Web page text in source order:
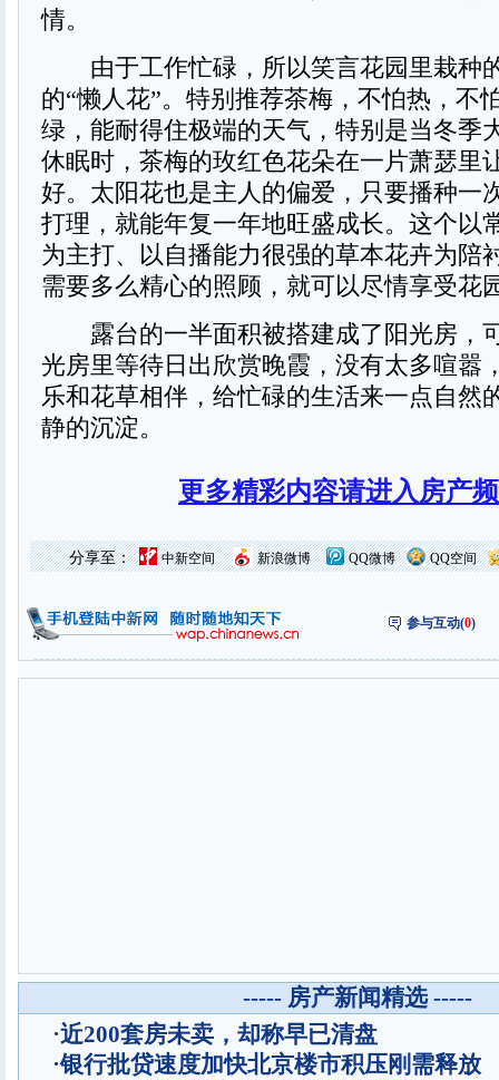
情。
由于工作忙碌，所以笑言花园里栽种
的“懒人花”。特别推荐茶梅，不怕热，不
绿，能耐得住极端的天气，特别是当冬季
休眠时，茶梅的玫红色花朵在一片萧瑟里
好。太阳花也是主人的偏爱，只要播种一
打理，就能年复一年地旺盛成长。这个以
为主打、以自播能力很强的草本花卉为陪
需要多么精心的照顾，就可以尽情享受花
露台的一半面积被搭建成了阳光房，
光房里等待日出欣赏晚霞，没有太多喧嚣
乐和花草相伴，给忙碌的生活来一点自然
静的沉淀。
更多精彩内容请进入房产
QQ空间
QQ微博
新浪微博
中新空间
分享至：
参与互动(0)
----- 房产新闻精选 -----
·近200套房未卖，却称早已清盘
·银行批贷速度加快北京楼市积压刚需释放